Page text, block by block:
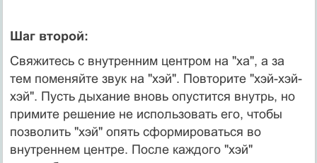
Шаг второй:
Свяжитесь с внутренним центром на "ха", а за
тем поменяйте звук на "хэй". Повторите "хэй-хэй-
хэй". Пусть дыхание вновь опустится внутрь, но
примите решение не использовать его, чтобы
позволить "хэй" опять сформироваться во
внутреннем центре. После каждого "хэй"